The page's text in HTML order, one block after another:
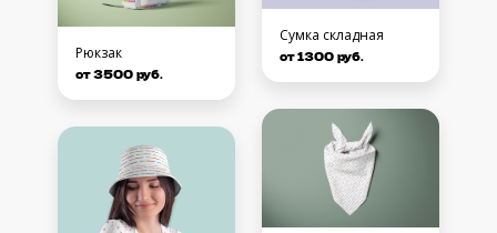
Рюкзак
от 3500 руб.
Сумка складная
от 1300 руб.